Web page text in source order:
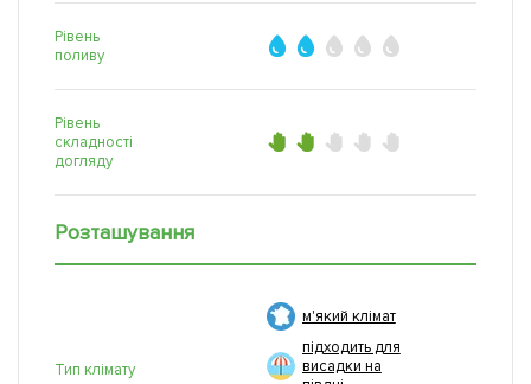
Рівень
поливу
Рівень
складності
догляду
Розташування
Тип клімату
м'який клімат
підходить для
висадки на